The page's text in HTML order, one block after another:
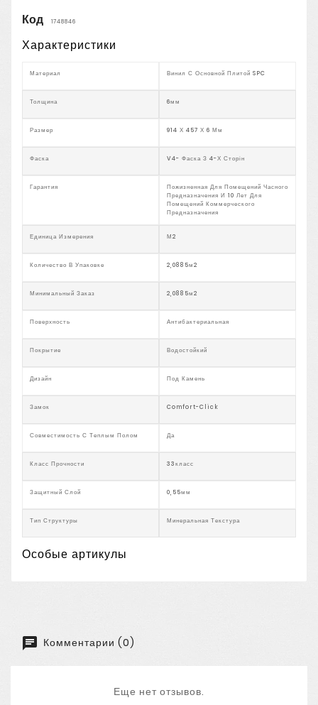
Код 1748846
Характеристики
Материал Винил С Основной Плитой SPC
Толщина 6мм
Размер 914 Х 457 Х 6 Мм
Фаска V4- Фаска З 4-Х Сторін
Гарантия
Пожизненная Для Помещений Часного
Предназначения И 10 Лет Для
Помещений Коммерческого
Предназначения
Единица Измерения М2
Количество В Упаковке 2,0885м2
Минимальный Заказ 2,0885м2
Поверхность Антибактериальная
Покрытие Водостойкий
Дизайн Под Камень
Замок Comfort-Click
Совместимость С Теплым Полом Да
Класс Прочности 33класс
Защитный Слой 0,55мм
Тип Структуры Минеральная Текстура
Особые артикулы
Комментарии (0)
Еще нет отзывов.